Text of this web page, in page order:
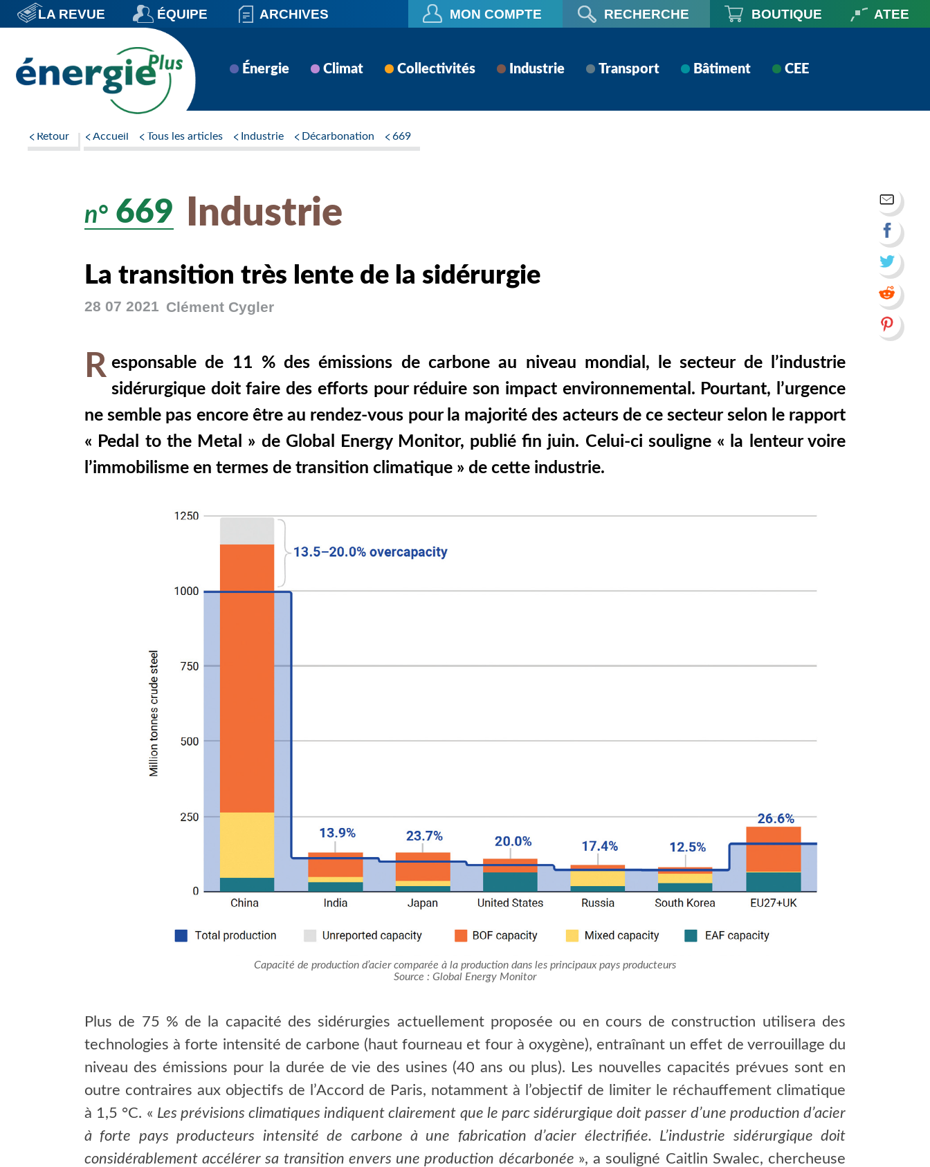
Navigation
principale
LA REVUE ÉQUIPE ARCHIVES MON COMPTE RECHERCHE BOUTIQUE ATEE
Énergie Climat Collectivités Industrie Transport Bâtiment CEE
Retour Accueil Tous les articles Industrie Décarbonation 669
n° 669 Industrie
La transition très lente de la sidérurgie
28 07 2021 Clément Cygler
R esponsable de 11 % des émissions de carbone au niveau mondial, le secteur de l’industrie
sidérurgique doit faire des efforts pour réduire son impact environnemental. Pourtant, l’urgence
ne semble pas encore être au rendez-vous pour la majorité des acteurs de ce secteur selon le rapport
« Pedal to the Metal » de Global Energy Monitor, publié fin juin. Celui-ci souligne « la lenteur voire
l’immobilisme en termes de transition climatique » de cette industrie.
Capacité de production d’acier comparée à la production dans les principaux pays producteurs
Source : Global Energy Monitor
Plus de 75 % de la capacité des sidérurgies actuellement proposée ou en cours de construction utilisera des
technologies à forte intensité de carbone (haut fourneau et four à oxygène), entraînant un effet de verrouillage du
niveau des émissions pour la durée de vie des usines (40 ans ou plus). Les nouvelles capacités prévues sont en
outre contraires aux objectifs de l’Accord de Paris, notamment à l’objectif de limiter le réchauffement climatique
à 1,5 °C. « Les prévisions climatiques indiquent clairement que le parc sidérurgique doit passer d’une production d’acier
à forte pays producteurs intensité de carbone à une fabrication d’acier électrifiée. L’industrie sidérurgique doit
considérablement accélérer sa transition envers une production décarbonée », a souligné Caitlin Swalec, chercheuse